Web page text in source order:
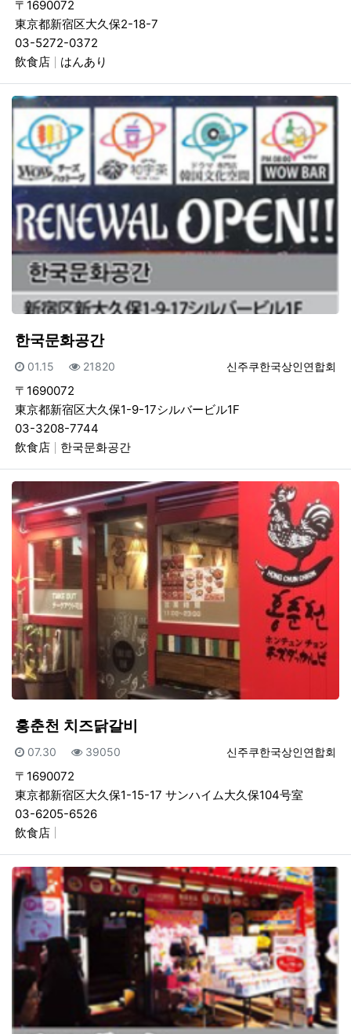
〒1690072
東京都新宿区大久保2-18-7
03-5272-0372
飲食店
はんあり
한국문화공간
등록자
신주쿠한국상인연합회
등록일
01.15 조회
21820
〒1690072
東京都新宿区大久保1-9-17シルバービル1F
03-3208-7744
飲食店
한국문화공간
홍춘천 치즈닭갈비
등록자
신주쿠한국상인연합회
등록일
07.30 조회
39050
〒1690072
東京都新宿区大久保1-15-17 サンハイム大久保104号室
03-6205-6526
飲食店